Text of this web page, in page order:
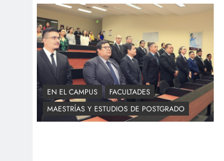
EN EL CAMPUS
FACULTADES
MAESTRÍAS Y ESTUDIOS DE POSTGRADO